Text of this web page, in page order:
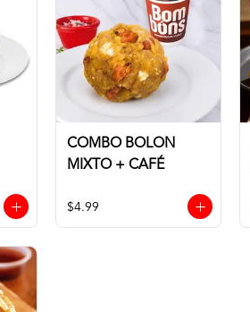
COMBO BOLON
MIXTO + CAFÉ
$4.99